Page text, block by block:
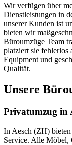
Wir verfügen über
Dienstleistungen in
unserer Kunden ist
bieten wir
Büroumzüge Team
platziert sie fehlerlos
Equipment und
Qualität.
Unsere
Privatumzug in
In Aesch (ZH)
Service. Alle Möbel,